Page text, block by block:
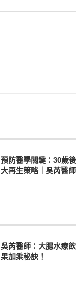
預防醫學關鍵：30歲
大再生策略｜吳芮醫師
吳芮醫師：大腸水療
果加乘秘訣！